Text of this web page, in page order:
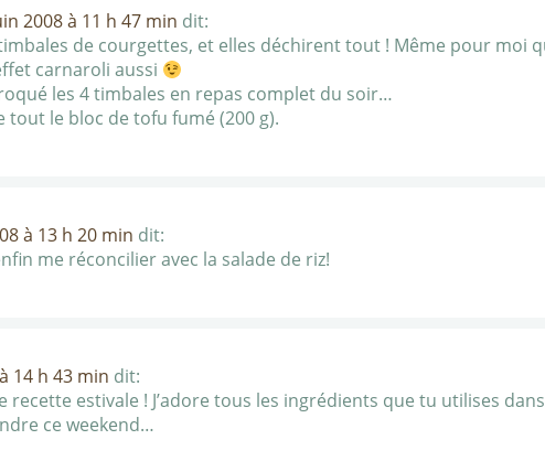
2008 à 11 h 47 min dit:
timbales de courgettes, et elles déchirent tout ! Même pour moi
carnaroli aussi
les 4 timbales en repas complet du soir…
tout le bloc de tofu fumé (200 g).
à 13 h 20 min dit:
me réconcilier avec la salade de riz!
14 h 43 min dit:
recette estivale ! J’adore tous les ingrédients que tu utilises
ce weekend…